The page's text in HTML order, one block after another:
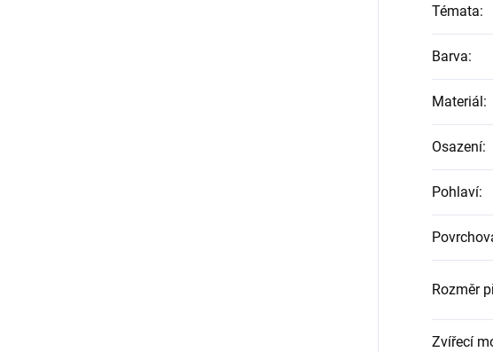
Témata:
Barva:
Materiál :
Osazení:
Pohlaví:
Rozměr
Zvířecí